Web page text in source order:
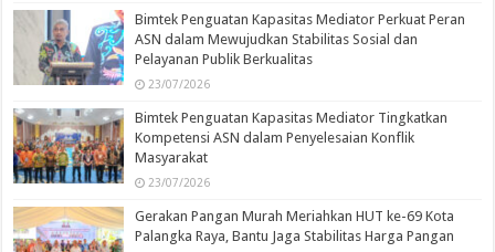
Bimtek Penguatan Kapasitas Mediator Perkuat Peran
ASN dalam Mewujudkan Stabilitas Sosial dan
Pelayanan Publik Berkualitas
23/07/2026
Bimtek Penguatan Kapasitas Mediator Tingkatkan
Kompetensi ASN dalam Penyelesaian Konflik
Masyarakat
23/07/2026
Gerakan Pangan Murah Meriahkan HUT ke-69 Kota
Palangka Raya, Bantu Jaga Stabilitas Harga Pangan